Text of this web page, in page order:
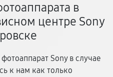
в
центре Sony
Sony в случае
к нам как только